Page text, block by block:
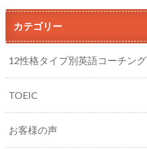
カテゴリー
12性格タイプ別英語コーチング
TOEIC
お客様の声